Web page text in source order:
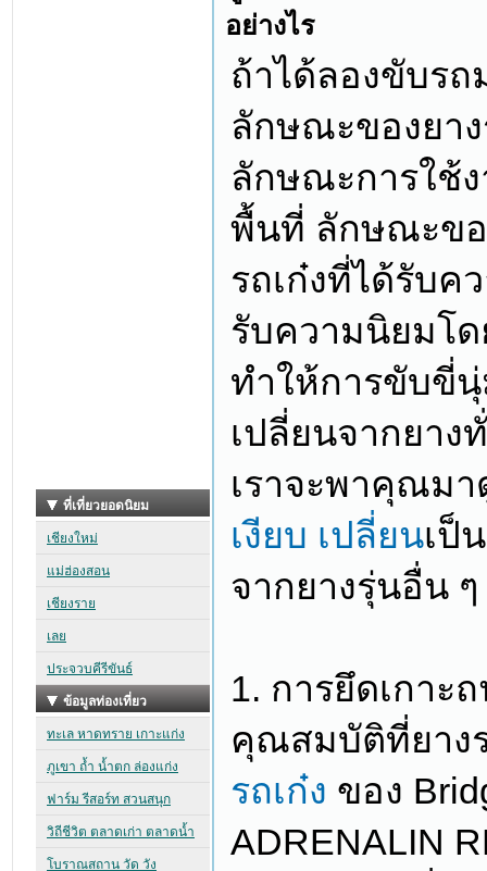
อย่างไร
ถ้าได้ลองขับรถ
ลักษณะของยา
ลักษณะการใช้
พื้นที่ ลักษณะขอ
รถเก๋งที่ได้รับค
รับความนิยมโ
ทำให้การขับขี่
เปลี่ยนจากยาง
เราจะพาคุณม
เงียบ เปลี่ยนเป็
จากยางรุ่นอื่น ๆ
1. การยึดเกาะ
คุณสมบัติที่ยาง
รถเก๋ง ของ
ADRENALIN